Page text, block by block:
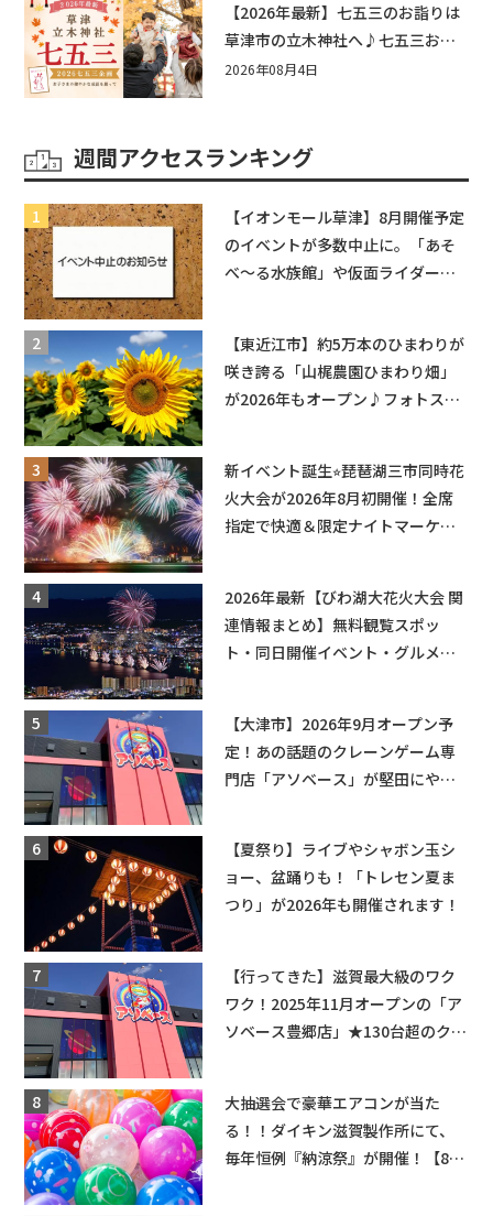
【2026年最新】七五三のお詣りは
草津市の立木神社へ♪七五三お祝
い企画をご紹介！
2026年08月4日
週間アクセスランキング
【イオンモール草津】8月開催予定
のイベントが多数中止に。「あそ
べ〜る水族館」や仮面ライダーシ
【東近江市】約5万本のひまわりが
咲き誇る「山梶農園ひまわり畑」
が2026年もオープン♪フォトスポ
新イベント誕生⭐︎琵琶湖三市同時花
火大会が2026年8月初開催！全席
指定で快適＆限定ナイトマーケッ
2026年最新【びわ湖大花火大会 関
連情報まとめ】無料観覧スポッ
ト・同日開催イベント・グルメマ
【大津市】2026年9月オープン予
定！あの話題のクレーンゲーム専
門店「アソベース」が堅田にやっ
【夏祭り】ライブやシャボン玉シ
ョー、盆踊りも！「トレセン夏ま
つり」が2026年も開催されます！
【行ってきた】滋賀最大級のワク
ワク！2025年11月オープンの「ア
ソベース豊郷店」★130台超のクレ
大抽選会で豪華エアコンが当た
る！！ダイキン滋賀製作所にて、
毎年恒例『納涼祭』が開催！【8月